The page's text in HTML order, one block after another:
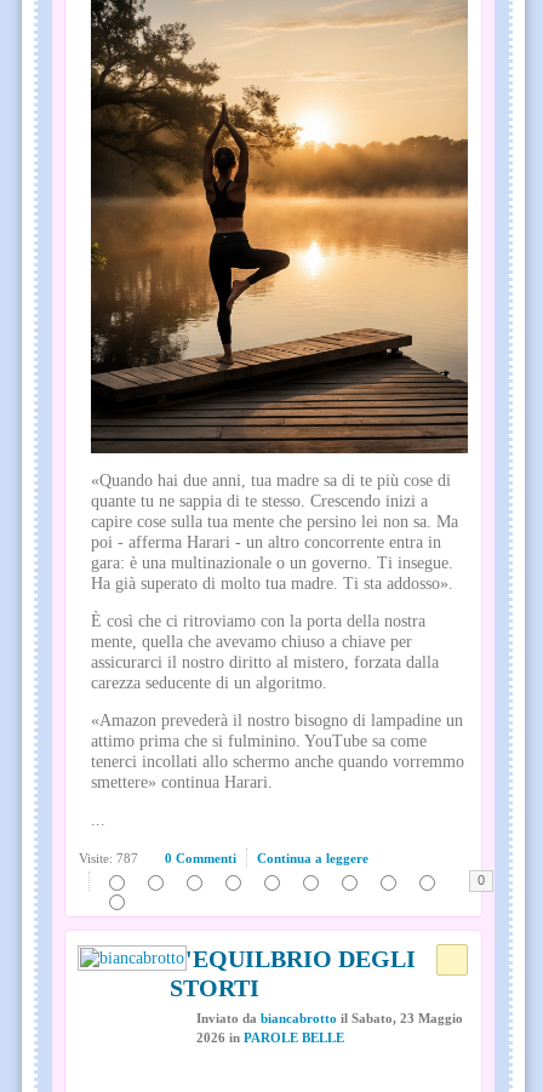
«Quando hai due anni, tua madre sa di te più cose di
quante tu ne sappia di te stesso. Crescendo inizi a
capire cose sulla tua mente che persino lei non sa. Ma
poi - afferma Harari - un altro concorrente entra in
gara: è una multinazionale o un governo. Ti insegue.
Ha già superato di molto tua madre. Ti sta addosso».
È così che ci ritroviamo con la porta della nostra
mente, quella che avevamo chiuso a chiave per
assicurarci il nostro diritto al mistero, forzata dalla
carezza seducente di un algoritmo.
«Amazon prevederà il nostro bisogno di lampadine un
attimo prima che si fulminino. YouTube sa come
tenerci incollati allo schermo anche quando vorremmo
smettere» continua Harari.
...
0 Commenti Continua a leggere
Visite: 787
0
L'EQUILBRIO DEGLI
STORTI
Inviato da biancabrotto il Sabato, 23 Maggio
2026 in PAROLE BELLE